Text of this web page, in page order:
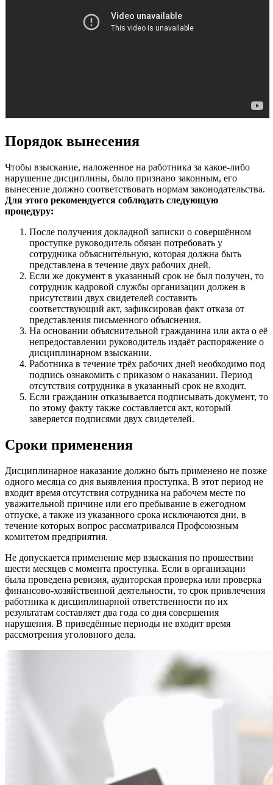
Порядок вынесения
Чтобы взыскание, наложенное на работника за какое-либо
нарушение дисциплины, было признано законным, его
вынесение должно соответствовать нормам законодательства.
Для этого рекомендуется соблюдать следующую
процедуру:
После получения докладной записки о совершённом
проступке руководитель обязан потребовать у
сотрудника объяснительную, которая должна быть
представлена в течение двух рабочих дней.
Если же документ в указанный срок не был получен, то
сотрудник кадровой службы организации должен в
присутствии двух свидетелей составить
соответствующий акт, зафиксировав факт отказа от
представления письменного объяснения.
На основании объяснительной гражданина или акта о её
непредоставлении руководитель издаёт распоряжение о
дисциплинарном взыскании.
Работника в течение трёх рабочих дней необходимо под
подпись ознакомить с приказом о наказании. Период
отсутствия сотрудника в указанный срок не входит.
Если гражданин отказывается подписывать документ, то
по этому факту также составляется акт, который
заверяется подписями двух свидетелей.
Сроки применения
Дисциплинарное наказание должно быть применено не позже
одного месяца со дня выявления проступка. В этот период не
входит время отсутствия сотрудника на рабочем месте по
уважительной причине или его пребывание в ежегодном
отпуске, а также из указанного срока исключаются дни, в
течение которых вопрос рассматривался Профсоюзным
комитетом предприятия.
Не допускается применение мер взыскания по прошествии
шести месяцев с момента проступка. Если в организации
была проведена ревизия, аудиторская проверка или проверка
финансово-хозяйственной деятельности, то срок привлечения
работника к дисциплинарной ответственности по их
результатам составляет два года со дня совершения
нарушения. В приведённые периоды не входит время
рассмотрения уголовного дела.